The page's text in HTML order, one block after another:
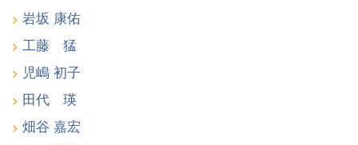
岩坂 康佑
工藤 猛
児嶋 初子
田代 瑛
畑谷 嘉宏